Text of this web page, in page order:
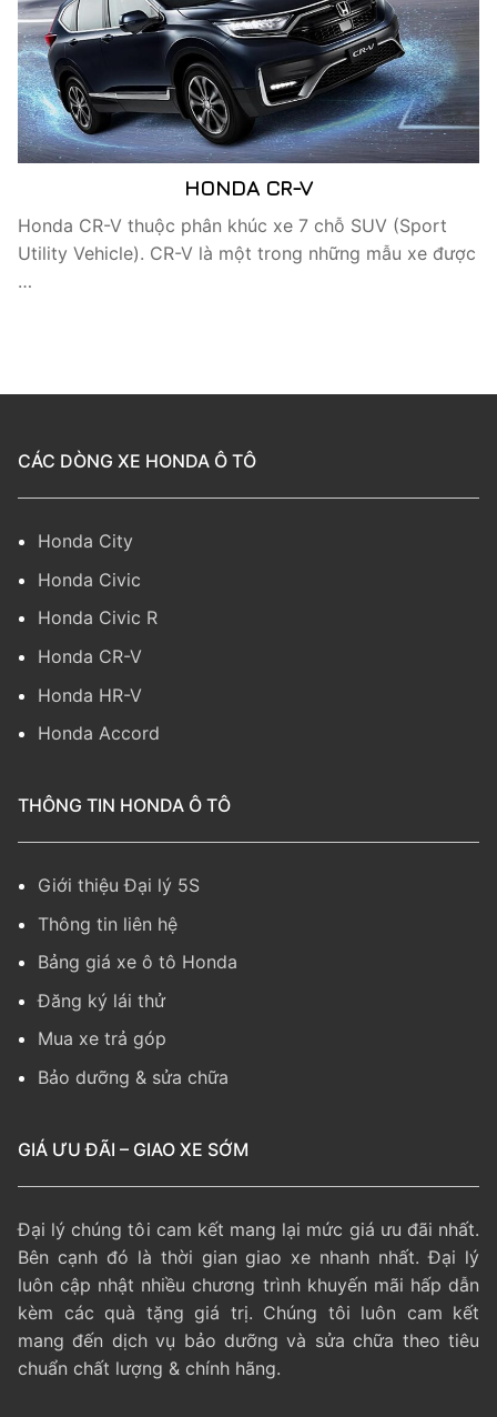
HONDA CR-V
Honda CR-V thuộc phân khúc xe 7 chỗ SUV (Sport
Utility Vehicle). CR-V là một trong những mẫu xe được
…
CÁC DÒNG XE HONDA Ô TÔ
Honda City
Honda Civic
Honda Civic R
Honda CR-V
Honda HR-V
Honda Accord
THÔNG TIN HONDA Ô TÔ
Giới thiệu Đại lý 5S
Thông tin liên hệ
Bảng giá xe ô tô Honda
Đăng ký lái thử
Mua xe trả góp
Bảo dưỡng & sửa chữa
GIÁ ƯU ĐÃI – GIAO XE SỚM
Đại lý chúng tôi cam kết mang lại mức giá ưu đãi nhất.
Bên cạnh đó là thời gian giao xe nhanh nhất. Đại lý
luôn cập nhật nhiều chương trình khuyến mãi hấp dẫn
kèm các quà tặng giá trị. Chúng tôi luôn cam kết
mang đến dịch vụ bảo dưỡng và sửa chữa theo tiêu
chuẩn chất lượng & chính hãng.